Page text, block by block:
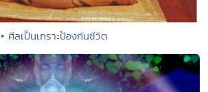
• ศีลเป็นเกราะป้องกันชีวิต